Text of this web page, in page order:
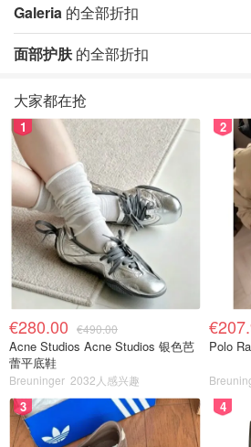
Galeria 的全部折扣
面部护肤的全部折扣
大家都在抢
1
€280.00 €490.00
Acne Studios Acne Studios 银色芭
蕾平底鞋
Breuninger 2032人感兴趣
2
Polo
3 4